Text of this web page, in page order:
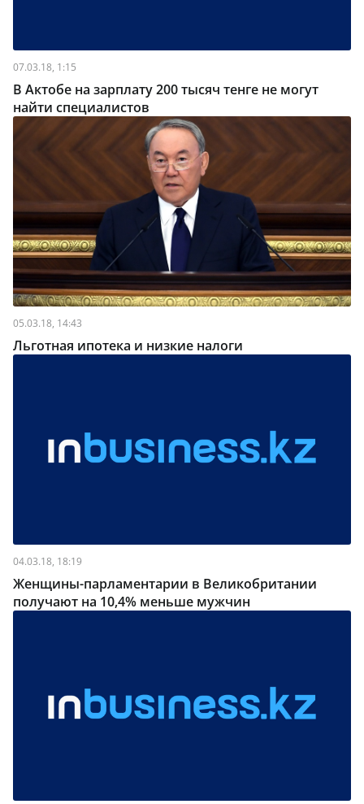
07.03.18, 1:15
В Актобе на зарплату 200 тысяч тенге не могут
найти специалистов
05.03.18, 14:43
Льготная ипотека и низкие налоги
04.03.18, 18:19
Женщины-парламентарии в Великобритании
получают на 10,4% меньше мужчин